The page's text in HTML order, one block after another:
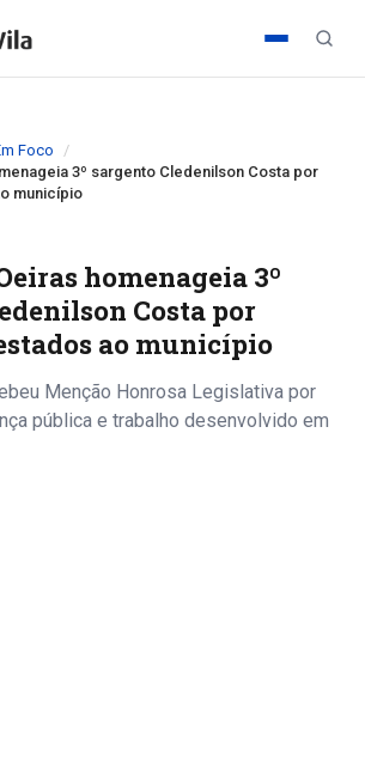
Foco
3º sargento Cledenilson Costa por
município
homenageia 3º
Costa por
ao município
Menção Honrosa Legislativa por
pública e trabalho desenvolvido em